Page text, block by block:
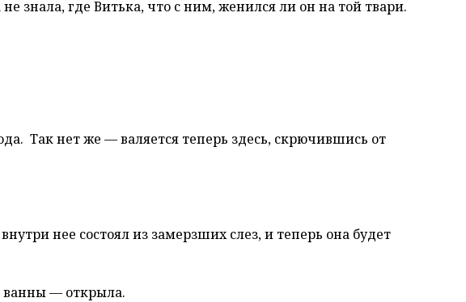
знала, где Витька, что с ним, женился ли он на той твари.
Так нет же — валяется теперь здесь, скрючившись от
нее состоял из замерзших слез, и теперь она будет
ванны — открыла.